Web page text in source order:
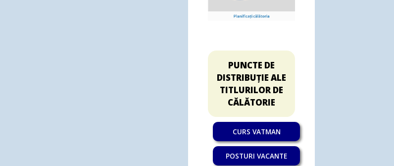
PUNCTE DE
DISTRIBUȚIE ALE
TITLURILOR DE
CĂLĂTORIE
CURS VATMAN
POSTURI VACANTE